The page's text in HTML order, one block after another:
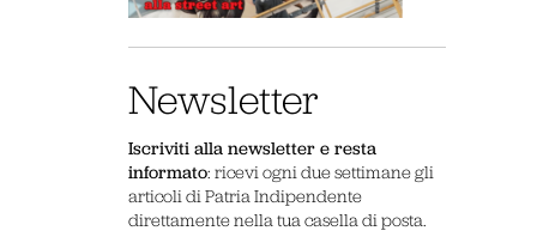
Newsletter
Iscriviti alla newsletter e resta
informato: ricevi ogni due settimane gli
articoli di Patria Indipendente
direttamente nella tua casella di posta.